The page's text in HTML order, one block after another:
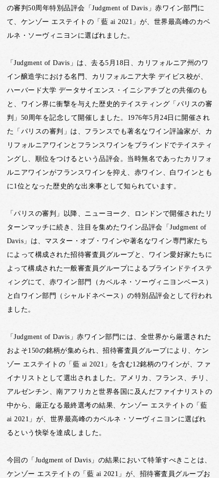
の審判50周年特別品評会「Judgment of Davis」赤ワイン部門に
て、ケンゾー エステイトの「藍 ai 2021」が、世界最高峰のカベ
ルネ・ソーヴィニヨンに選ばれました。
「Judgment of Davis」は、去る5月18日、カリフォルニア州のワ
イン醸造学における名門、カリフォルニア大学 デイビス校が、
ハーバード大学 データサイエンス・イニシアチブとの共催のも
と、ワイン界に衝撃を与えた歴史的テイスティング「パリスの審
判」50周年を記念して開催しました。1976年5月24日に開催され
た「パリスの審判」は、フランスでも著名なワイン評論家が、カ
リフォルニアワインとフランスワインをブラインドでテイスティ
ングし、順位をつけるという品評会。当時無名であったカリフォ
ルニアワインがフランスワインを抑え、赤ワイン、白ワインとも
に1位となった歴史的な出来事として知られています。
「パリスの審判」以降、ニューヨーク、ロンドンで開催されたリ
ターンマッチに続き、注目を集めたワイン品評会「Judgment of
Davis」は、マスター・オブ・ワインや著名なワイン専門家たち
によって構成された招待審査員グループと、ワイン愛好家たちに
よって構成された一般審査員グループによるブラインドテイステ
ィングにて、赤ワイン部門（カベルネ・ソーヴィニヨンベース）
と白ワイン部門（シャルドネベース）の特別品評会として行われ
ました。
「Judgment of Davis」赤ワイン部門には、全世界から厳選された
およそ150の銘柄が集められ、招待審査員グループにより、ケン
ゾー エステイトの「藍 ai 2021」を含む12銘柄のワインが、ファ
イナリストとして選出されました。アメリカ、フランス、チリ、
アルゼンチン、南アフリカと世界各国に及んだファイナリストの
中から、厳正なる最終選考の結果、ケンゾー エステイトの「藍
ai 2021」が、世界最高峰のカベルネ・ソーヴィニヨンに選ばれ
るという快挙を達成しました。
今回の「Judgment of Davis」の結果において特筆すべきことは、
ケンゾー エステイトの「藍 ai 2021」が、招待審査員グループお